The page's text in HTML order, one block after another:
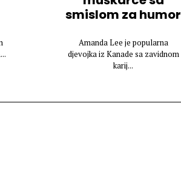
smislom za humor
Amanda Lee je popularna
djevojka iz Kanade sa zavidnom
karij...